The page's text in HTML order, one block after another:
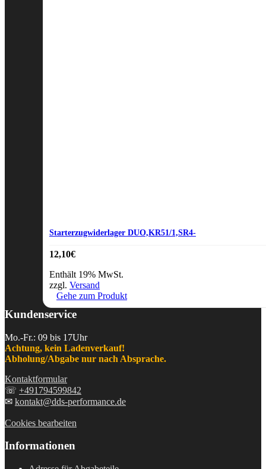
Starterzugwiderlager DUO,KR51/1,SR4-
12,10€
Enthält 19% MwSt.
zzgl. Versand
Gehe zum Produkt
Kundenservice
Mo.-Fr.: 09 bis 17Uhr
Achtung, kein Ladenverkauf!
Abholung/Abgabe nur nach Absprache.
Kontaktformular
☏ +491794599842
✉ kontakt@dds-performance.de
Cookies bearbeiten
Informationen